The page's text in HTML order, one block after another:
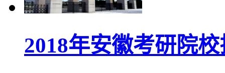
2018年安徽考研院